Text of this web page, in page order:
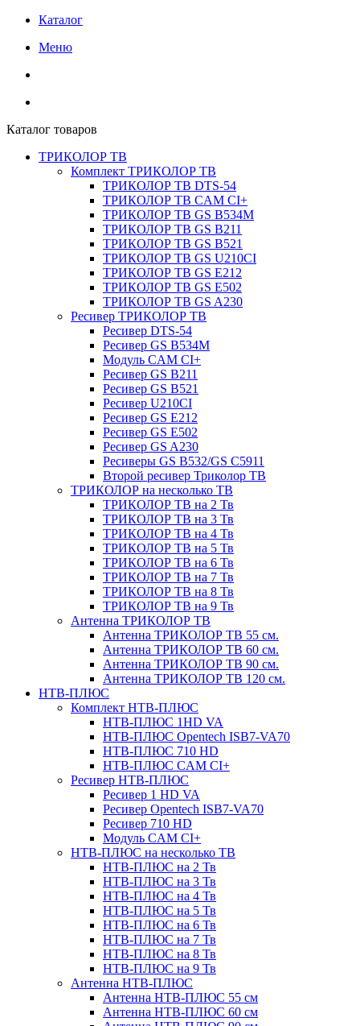
Каталог
Меню
Каталог товаров
ТРИКОЛОР ТВ
Комплект ТРИКОЛОР ТВ
ТРИКОЛОР ТВ DTS-54
ТРИКОЛОР ТВ CAM CI+
ТРИКОЛОР ТВ GS B534M
ТРИКОЛОР ТВ GS B211
ТРИКОЛОР ТВ GS B521
ТРИКОЛОР ТВ GS U210CI
ТРИКОЛОР ТВ GS E212
ТРИКОЛОР ТВ GS E502
ТРИКОЛОР ТВ GS A230
Ресивер ТРИКОЛОР ТВ
Ресивер DTS-54
Ресивер GS B534M
Модуль CAM CI+
Ресивер GS B211
Ресивер GS B521
Ресивер U210CI
Ресивер GS E212
Ресивер GS E502
Ресивер GS A230
Ресиверы GS B532/GS C5911
Второй ресивер Триколор ТВ
ТРИКОЛОР на несколько ТВ
ТРИКОЛОР ТВ на 2 Тв
ТРИКОЛОР ТВ на 3 Тв
ТРИКОЛОР ТВ на 4 Тв
ТРИКОЛОР ТВ на 5 Тв
ТРИКОЛОР ТВ на 6 Тв
ТРИКОЛОР ТВ на 7 Тв
ТРИКОЛОР ТВ на 8 Тв
ТРИКОЛОР ТВ на 9 Тв
Антенна ТРИКОЛОР ТВ
Антенна ТРИКОЛОР ТВ 55 см.
Антенна ТРИКОЛОР ТВ 60 см.
Антенна ТРИКОЛОР ТВ 90 см.
Антенна ТРИКОЛОР ТВ 120 см.
НТВ-ПЛЮС
Комплект НТВ-ПЛЮС
НТВ-ПЛЮС 1HD VA
НТВ-ПЛЮС Opentech ISB7-VA70
НТВ-ПЛЮС 710 HD
НТВ-ПЛЮС CAM CI+
Ресивер НТВ-ПЛЮС
Ресивер 1 HD VA
Ресивер Opentech ISB7-VA70
Ресивер 710 HD
Модуль CAM CI+
НТВ-ПЛЮС на несколько ТВ
НТВ-ПЛЮС на 2 Тв
НТВ-ПЛЮС на 3 Тв
НТВ-ПЛЮС на 4 Тв
НТВ-ПЛЮС на 5 Тв
НТВ-ПЛЮС на 6 Тв
НТВ-ПЛЮС на 7 Тв
НТВ-ПЛЮС на 8 Тв
НТВ-ПЛЮС на 9 Тв
Антенна НТВ-ПЛЮС
Антенна НТВ-ПЛЮС 55 см
Антенна НТВ-ПЛЮС 60 см